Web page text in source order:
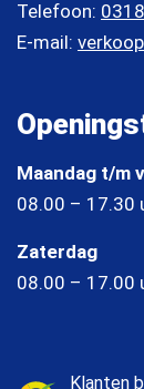
Telefoon:
E-mail:
Maandag t/m
08.00 – 17.30
Zaterdag
08.00 – 17.00
Klanten